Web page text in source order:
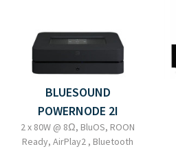
BLUESOUND
POWERNODE 2I
2 x 80W @ 8Ω, BluOS, ROON
Ready, AirPlay2 , Bluetooth